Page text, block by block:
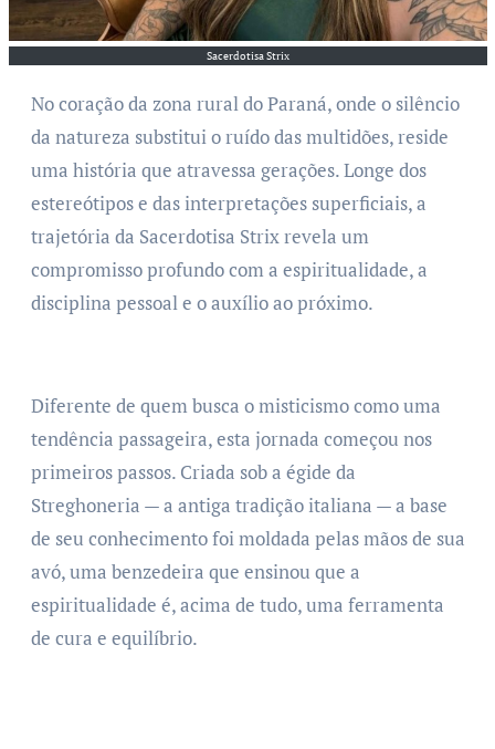
Sacerdotisa Strix
No coração da zona rural do Paraná, onde o silêncio
da natureza substitui o ruído das multidões, reside
uma história que atravessa gerações. Longe dos
estereótipos e das interpretações superficiais, a
trajetória da Sacerdotisa Strix revela um
compromisso profundo com a espiritualidade, a
disciplina pessoal e o auxílio ao próximo.
Diferente de quem busca o misticismo como uma
tendência passageira, esta jornada começou nos
primeiros passos. Criada sob a égide da
Streghoneria — a antiga tradição italiana — a base
de seu conhecimento foi moldada pelas mãos de sua
avó, uma benzedeira que ensinou que a
espiritualidade é, acima de tudo, uma ferramenta
de cura e equilíbrio.